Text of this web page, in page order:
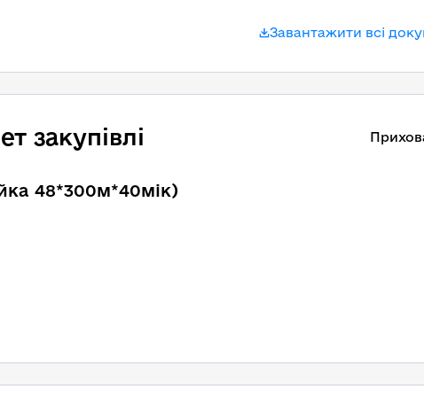
Завантажити всі
закупівлі
48*300м*40мік)